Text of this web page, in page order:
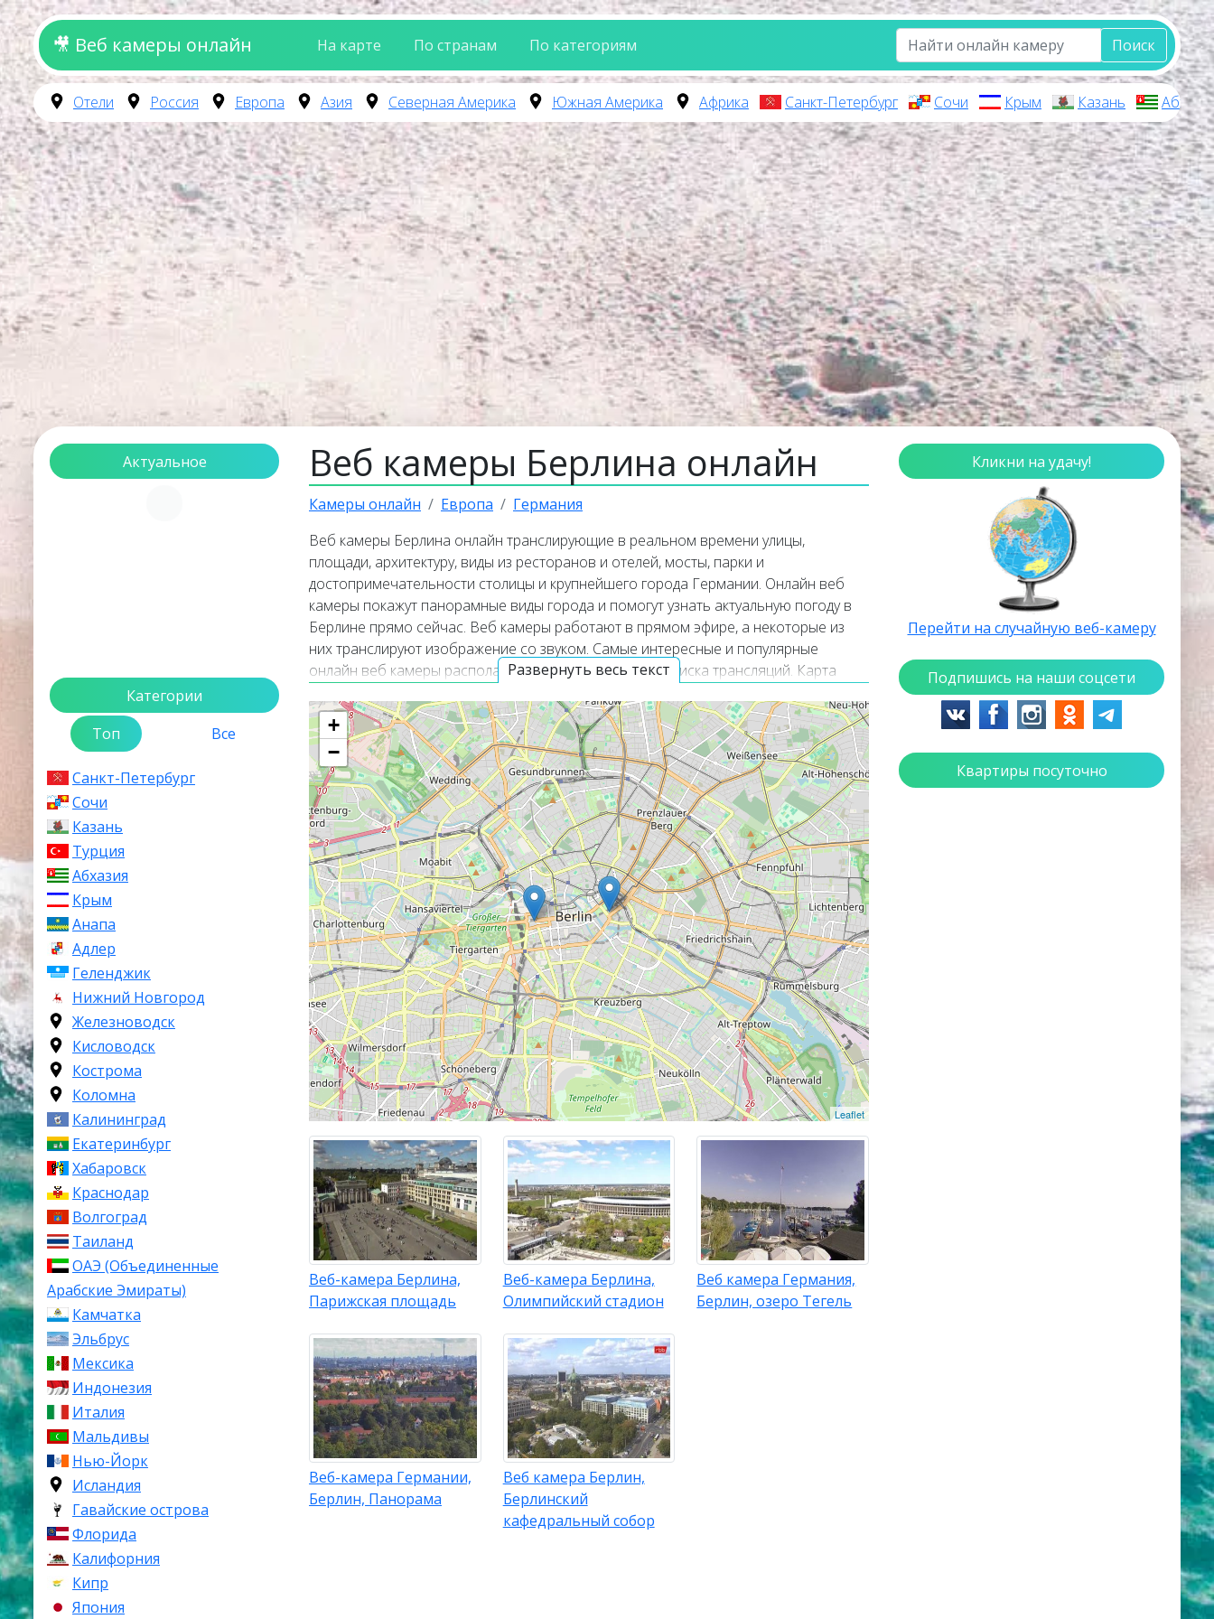
🎥 Веб камеры онлайн На карте По странам По категориям Поиск
Отели Россия Европа Азия Северная Америка Южная Америка Африка Санкт-Петербург Сочи Крым Казань
Актуальное
Категории
Топ
Все
Санкт-Петербург
Сочи
Казань
Турция
Абхазия
Крым
Анапа
Адлер
Геленджик
Нижний Новгород
Железноводск
Кисловодск
Кострома
Коломна
Калининград
Екатеринбург
Хабаровск
Краснодар
Волгоград
Таиланд
ОАЭ (Объединенные
Арабские Эмираты)
Камчатка
Эльбрус
Мексика
Индонезия
Италия
Мальдивы
Нью-Йорк
Исландия
Гавайские острова
Флорида
Калифорния
Кипр
Япония
Веб камеры Берлина онлайн
Камеры онлайн Европа Германия
Развернуть весь текст
Веб камеры Берлина онлайн транслирующие в реальном времени улицы,
площади, архитектуру, виды из ресторанов и отелей, мосты, парки и
достопримечательности столицы и крупнейшего города Германии. Онлайн веб
камеры покажут панорамные виды города и помогут узнать актуальную погоду в
Берлине прямо сейчас. Веб камеры работают в прямом эфире, а некоторые из
них транслируют изображение со звуком. Самые интересные и популярные
онлайн веб камеры располагаются в верхней части списка трансляций. Карта
Берлин— это столица и крупнейший город Германии, а также одна из 16
федеральных земель в составе ФРГ. Берлин расположен на берегах рек Шпрее и
Хафель в центре федеральной земли Бранденбург на северо-востоке Германии.
Численность населения Берлина более 3,6 миллиона человек, а его площадь
1213,5 км².
Климат здесь умеренный с теплым влажным летом и холодной ветреной и
продолжительной зимой.
К главным достопримечательностям Берлина относятся: Бранденбургские ворота,
Здание Рейхстага, Берлинская стена, дворец Шарлоттенбург, Берлинская
телебашня, Берлинский кафедральный собор, Пергамский музей, Берлинский
зоопарк, Французский собор, Олимпийский стадион Берлина, Музей Берлинской
стены, Музей Боде, Музей ГДР, Берлинская государственная опера и другие.
+
−
Leaflet
Веб-камера Берлина,
Парижская площадь
Веб-камера Берлина,
Олимпийский стадион
Веб камера Германия,
Берлин, озеро Тегель
Веб-камера Германии,
Берлин, Панорама
Веб камера Берлин,
Берлинский
кафедральный собор
Кликни на удачу!
Перейти на случайную веб-камеру
Подпишись на наши соцсети
Квартиры посуточно